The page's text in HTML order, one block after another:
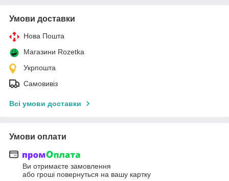
Умови доставки
Нова Пошта
Магазини Rozetka
Укрпошта
Самовивіз
Всі умови доставки
Умови оплати
Ви отримаєте замовлення
або гроші повернуться на вашу картку